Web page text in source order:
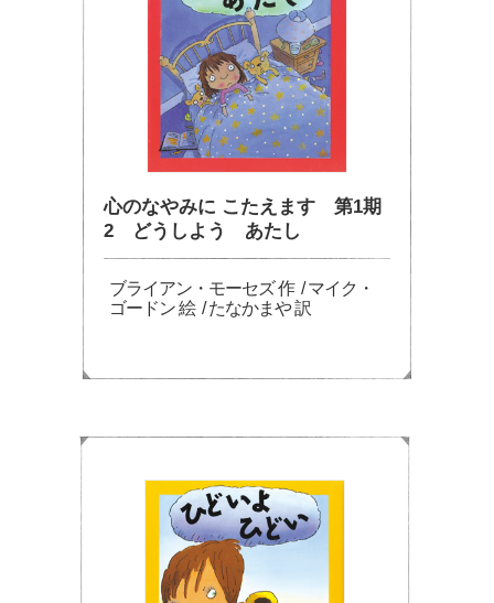
心のなやみに こたえます 第1期
2 どうしよう あたし
ブライアン・モーセズ 作 / マイク・
ゴードン 絵 / たなかまや 訳